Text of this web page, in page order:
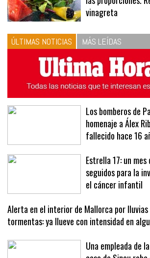
10La vinagreta
las proporciones.
vinagreta
ÚLTIMAS NOTICIAS MÁS LEÍDAS
Los bomberos de
homenaje a Álex
fallecido hace 16
Estrella 17: un mes
seguidos para la
el cáncer infantil
Alerta en el interior de Mallorca por
tormentas: ya llueve con intensidad en